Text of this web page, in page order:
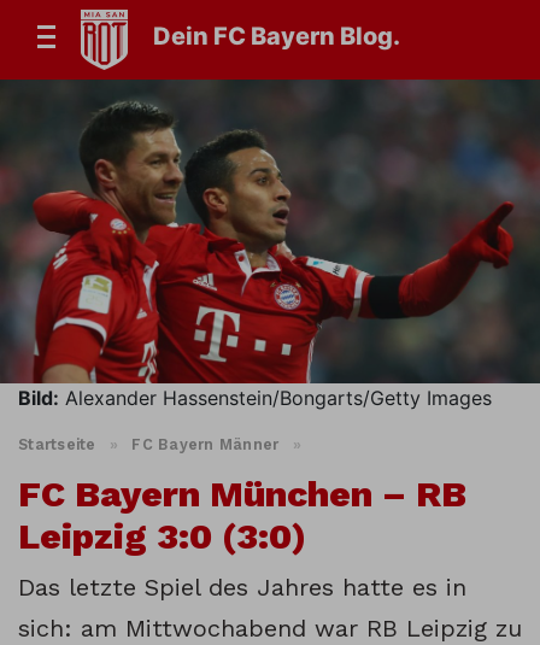
Dein FC Bayern Blog.
Bild: Alexander Hassenstein/Bongarts/Getty Images
Startseite » FC Bayern Männer »
FC Bayern München – RB
Leipzig 3:0 (3:0)
Das letzte Spiel des Jahres hatte es in
sich: am Mittwochabend war RB Leipzig zu